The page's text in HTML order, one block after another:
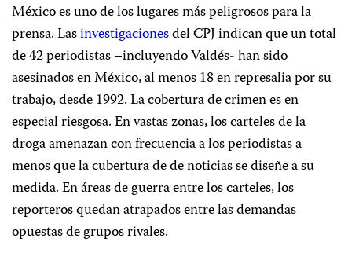
México es uno de los lugares más peligrosos para la
prensa. Lasinvestigacionesdel CPJ indican que un total
de 42 periodistas –incluyendo Valdés- han sido
asesinados en México, al menos 18 en represalia por su
trabajo, desde 1992. La cobertura de crimen es en
especial riesgosa. En vastas zonas, los carteles de la
droga amenazan con frecuencia a los periodistas a
menos que la cubertura de de noticias se diseñe a su
medida. En áreas de guerra entre los carteles, los
reporteros quedan atrapados entre las demandas
opuestas de grupos rivales.